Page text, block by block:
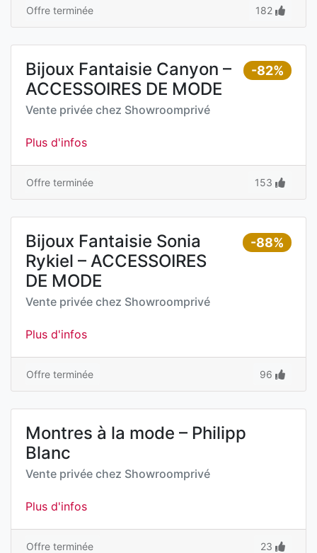
Offre terminée 182
-82%
Bijoux Fantaisie Canyon –
ACCESSOIRES DE MODE
Vente privée chez Showroomprivé
Plus d'infos
Offre terminée 153
-88%
Bijoux Fantaisie Sonia
Rykiel – ACCESSOIRES
DE MODE
Vente privée chez Showroomprivé
Plus d'infos
Offre terminée 96
Montres à la mode – Philipp
Blanc
Vente privée chez Showroomprivé
Plus d'infos
Offre terminée 23